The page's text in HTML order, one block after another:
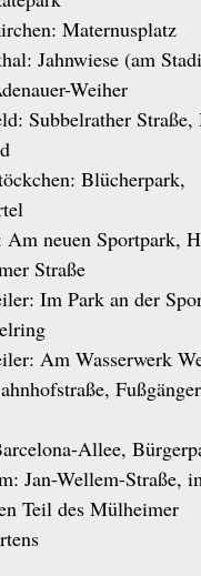
Maternusplatz
Jahnwiese (am
Weiher
Subbelrather Straße,
Blücherpark,
Am neuen Sportpark,
Straße
Im Park an der
Am Wasserwerk
Allee,
Jan-Wellem-Straße,
Teil des Mülheimer